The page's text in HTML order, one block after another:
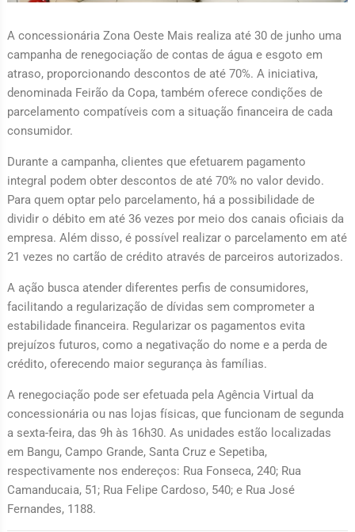
A concessionária Zona Oeste Mais realiza até 30 de junho uma
campanha de renegociação de contas de água e esgoto em
atraso, proporcionando descontos de até 70%. A iniciativa,
denominada Feirão da Copa, também oferece condições de
parcelamento compatíveis com a situação financeira de cada
consumidor.
Durante a campanha, clientes que efetuarem pagamento
integral podem obter descontos de até 70% no valor devido.
Para quem optar pelo parcelamento, há a possibilidade de
dividir o débito em até 36 vezes por meio dos canais oficiais da
empresa. Além disso, é possível realizar o parcelamento em até
21 vezes no cartão de crédito através de parceiros autorizados.
A ação busca atender diferentes perfis de consumidores,
facilitando a regularização de dívidas sem comprometer a
estabilidade financeira. Regularizar os pagamentos evita
prejuízos futuros, como a negativação do nome e a perda de
crédito, oferecendo maior segurança às famílias.
A renegociação pode ser efetuada pela Agência Virtual da
concessionária ou nas lojas físicas, que funcionam de segunda
a sexta-feira, das 9h às 16h30. As unidades estão localizadas
em Bangu, Campo Grande, Santa Cruz e Sepetiba,
respectivamente nos endereços: Rua Fonseca, 240; Rua
Camanducaia, 51; Rua Felipe Cardoso, 540; e Rua José
Fernandes, 1188.